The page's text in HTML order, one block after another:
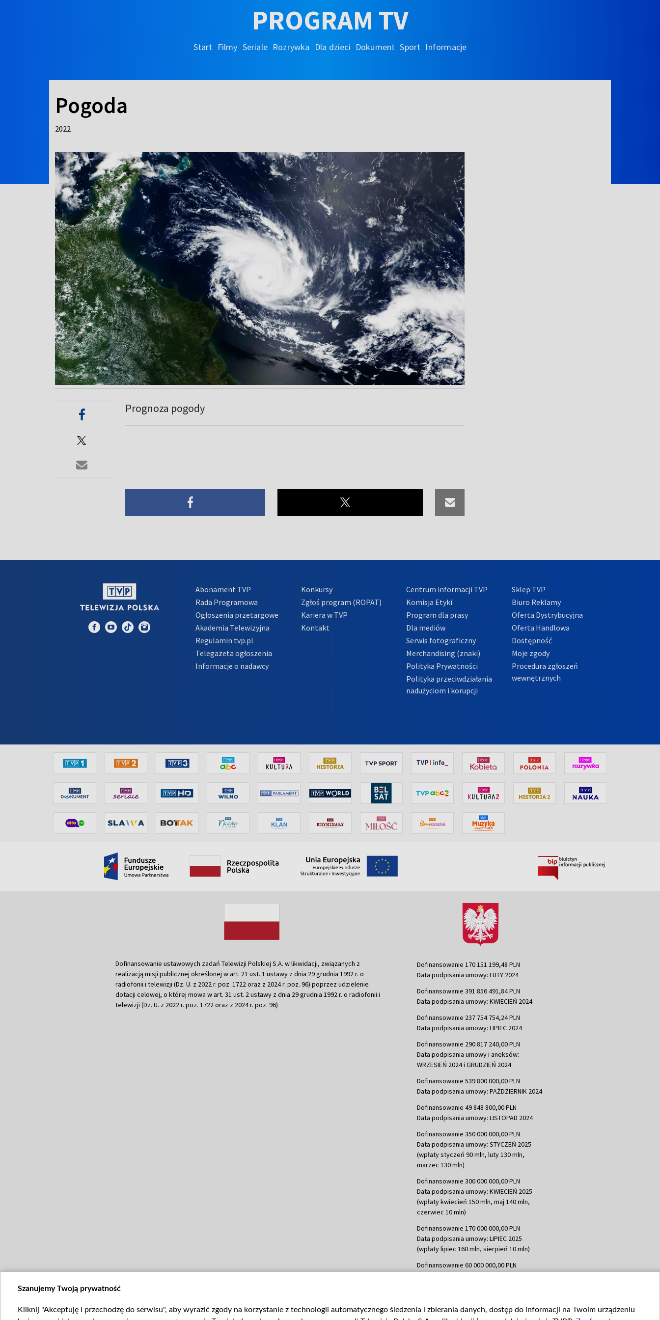
PROGRAM TV
Start Filmy Seriale Rozrywka Dla dzieci Dokument Sport Informacje
Pogoda
2022
Prognoza pogody
Abonament TVP
Rada Programowa
Ogłoszenia przetargowe
Akademia Telewizyjna
Regulamin tvp.pl
Telegazeta ogłoszenia
Informacje o nadawcy
Konkursy
Zgłoś program (ROPAT)
Kariera w TVP
Kontakt
Centrum informacji TVP
Komisja Etyki
Program dla prasy
Dla mediów
Serwis fotograficzny
Merchandising (znaki)
Polityka Prywatności
Polityka przeciwdziałania
nadużyciom i korupcji
Sklep TVP
Biuro Reklamy
Oferta Dystrybucyjna
Oferta Handlowa
Dostępność
Moje zgody
Procedura zgłoszeń
wewnętrznych
Dofinansowanie ustawowych zadań Telewizji Polskiej S.A. w likwidacji, związanych z
realizacją misji publicznej określonej w art. 21 ust. 1 ustawy z dnia 29 grudnia 1992 r. o
radiofonii i telewizji (Dz. U. z 2022 r. poz. 1722 oraz z 2024 r. poz. 96) poprzez udzielenie
dotacji celowej, o której mowa w art. 31 ust. 2 ustawy z dnia 29 grudnia 1992 r. o radiofonii i
telewizji (Dz. U. z 2022 r. poz. 1722 oraz z 2024 r. poz. 96)
Dofinansowanie 170 151 199,48 PLN
Data podpisania umowy: LUTY 2024
Dofinansowanie 391 856 491,84 PLN
Data podpisania umowy: KWIECIEŃ 2024
Dofinansowanie 237 754 754,24 PLN
Data podpisania umowy: LIPIEC 2024
Dofinansowanie 290 817 240,00 PLN
Data podpisania umowy i aneksów:
WRZESIEŃ 2024 i GRUDZIEŃ 2024
Dofinansowanie 539 800 000,00 PLN
Data podpisania umowy: PAŹDZIERNIK 2024
Dofinansowanie 49 848 800,00 PLN
Data podpisania umowy: LISTOPAD 2024
Dofinansowanie 350 000 000,00 PLN
Data podpisania umowy: STYCZEŃ 2025
(wpłaty styczeń 90 mln, luty 130 mln,
marzec 130 mln)
Dofinansowanie 300 000 000,00 PLN
Data podpisania umowy: KWIECIEŃ 2025
(wpłaty kwiecień 150 mln, maj 140 mln,
czerwiec 10 mln)
Dofinansowanie 170 000 000,00 PLN
Data podpisania umowy: LIPIEC 2025
(wpłaty lipiec 160 mln, sierpień 10 mln)
Dofinansowanie 60 000 000,00 PLN
Data podpisania umowy: WRZESIEŃ 2025
Szanujemy Twoją prywatność
Kliknij "Akceptuję i przechodzę do serwisu", aby wyrazić zgody na korzystanie z technologii automatycznego śledzenia i zbierania danych, dostęp do informacji na Twoim urządzeniu